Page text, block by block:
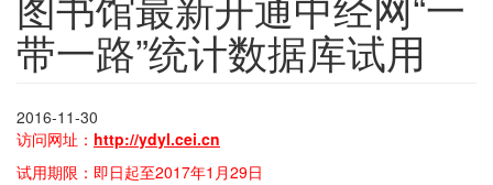
带一路”统计数据库试用
2016-11-30
访问网址： http://ydyl.cei.cn
试用期限：即日起至2017年1月29日